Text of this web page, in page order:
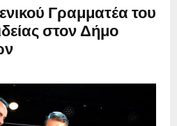
Γραμματέα του
στον Δήμο